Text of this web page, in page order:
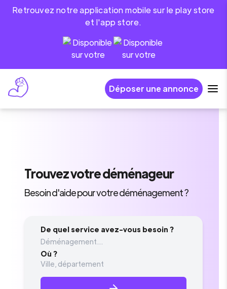
Retrouvez notre application mobile sur le play store
et l'app store.
Déposer une annonce
Trouvezvotre déménageur
Besoin d'aide pour votre déménagement ?
De quel service avez-vous besoin ?
Déménagement...
Où ?